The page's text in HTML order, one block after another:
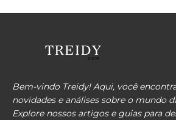
Bem-vindo Treidy! Aqui, você
novidades e análises sobre o mundo
Explore nossos artigos e guias para